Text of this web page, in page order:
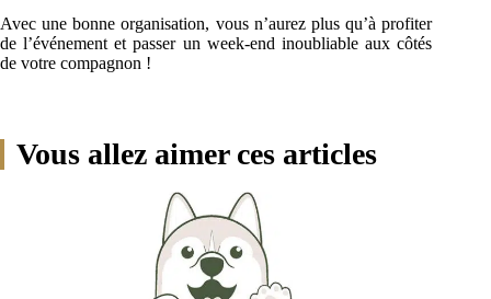
Avec une bonne organisation, vous n’aurez plus qu’à profiter
de l’événement et passer un week-end inoubliable aux côtés
de votre compagnon !
Vous allez aimer ces articles